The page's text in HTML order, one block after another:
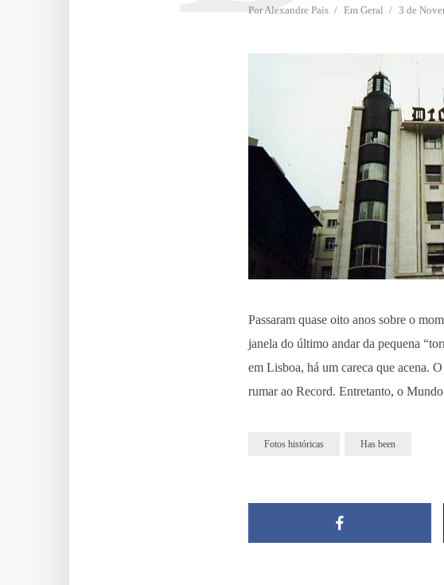
PorAlexandre Pais Em Geral 3 de
Passaram quase oito anos sobre o
janela do último andar da pequena
em Lisboa, há um careca que acena.
rumar ao Record. Entretanto, o
Fotos históricas Has been